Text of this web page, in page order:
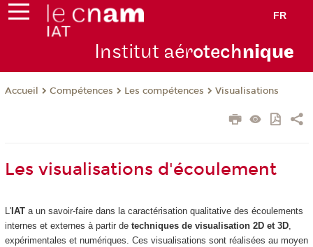
FR
Institut aérotechnique
Accueil Compétences Les compétences Visualisations
Les visualisations d'écoulement
L'IATa un savoir-faire dans la caractérisation qualitative des écoulements
internes et externes à partir de techniques de visualisation 2D et 3D,
expérimentales et numériques. Ces visualisations sont réalisées au moyen